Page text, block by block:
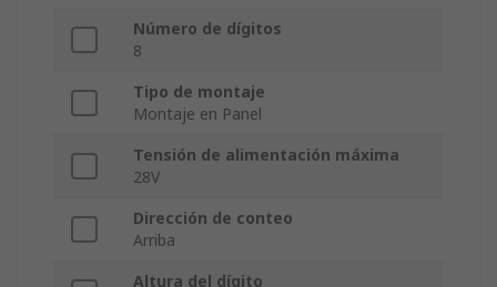
Número de dígitos
8
Tipo de montaje
Montaje en Panel
Tensión de alimentación máxima
28V
Dirección de conteo
Arriba
Altura del dígito